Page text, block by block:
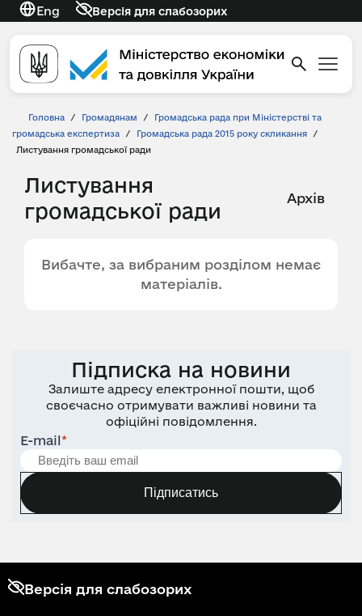
Eng Версія для слабозорих
Головна / Громадянам /
Громадська рада при Міністерстві та
громадська експертиза
/ Громадська рада 2015 року скликання
/
Листування громадської ради
Листування
громадської ради
Архів
Вибачте, за вибраним розділом немає
матеріалів.
Підписка на новини
Залиште адресу електронної пошти, щоб
своєчасно отримувати важливі новини та
офіційні повідомлення.
E-mail*
Підписатись
Версія для слабозорих